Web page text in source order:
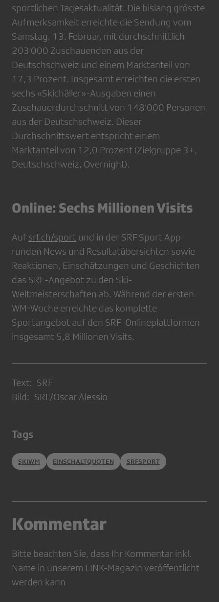
sportlichen Tagesaktualität. Die bislang grösste
Aufmerksamkeit erreichte die Sendung vom
Samstag, 13. Februar, mit durchschnittlich
203'000 Zuschauenden aus der
Deutschschweiz und einem Marktanteil von
17,3 Prozent. Insgesamt erreichten die ersten
sechs «Skichäller»-Ausgaben einen
Zuschauerdurchschnitt von 148‘000 Personen
aus der Deutschschweiz. Dieser
Durchschnittswert entspricht einem
Marktanteil von 12,0 Prozent (Zielgruppe 3+,
Deutschschweiz, Overnight).
Online: Sechs Millionen Visits
Auf srf.ch/sport und in der SRF Sport App
runden News und Resultatübersichten sowie
Reaktionen, Einschätzungen und Geschichten
das SRF-Angebot zu den Ski-
Weltmeisterschaften ab. Während der ersten
WM-Woche erreichte das komplette
Sportangebot auf den SRF-Onlineplattformen
insgesamt 5,8 Millionen Visits.
Text: SRF
Bild: SRF/Oscar Alessio
Tags
SKIWM EINSCHALTQUOTEN SRFSPORT
Kommentar
Bitte beachten Sie, dass Ihr Kommentar inkl.
Name in unserem LINK-Magazin veröffentlicht
werden kann